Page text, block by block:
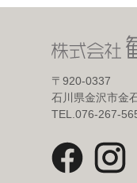
〒920-0337
石川県金沢市金
TEL.076-267-